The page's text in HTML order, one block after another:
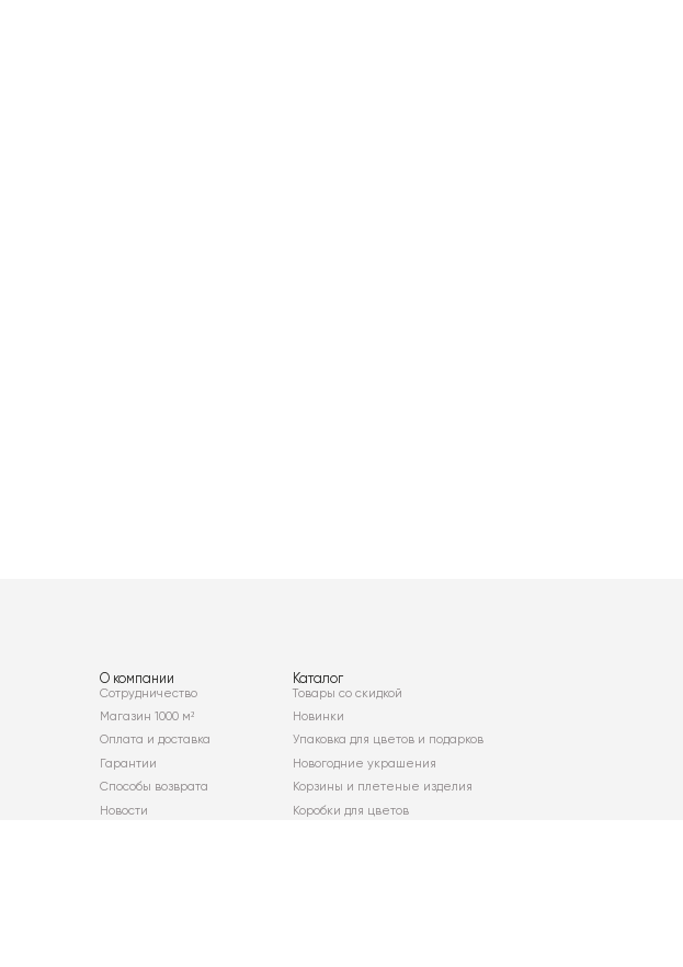
О компании
Сотрудничество
Магазин 1000 м²
Оплата и доставка
Гарантии
Способы возврата
Новости
Каталог
Товары со скидкой
Новинки
Упаковка для цветов и подарков
Новогодние украшения
Корзины и плетеные изделия
Коробки для цветов